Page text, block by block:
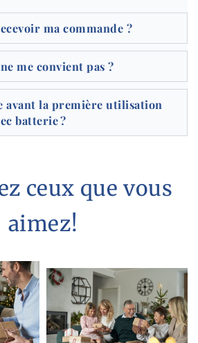
ma commande ?
me convient pas ?
avant la première utilisation
batterie ?
ceux que vous
aimez!